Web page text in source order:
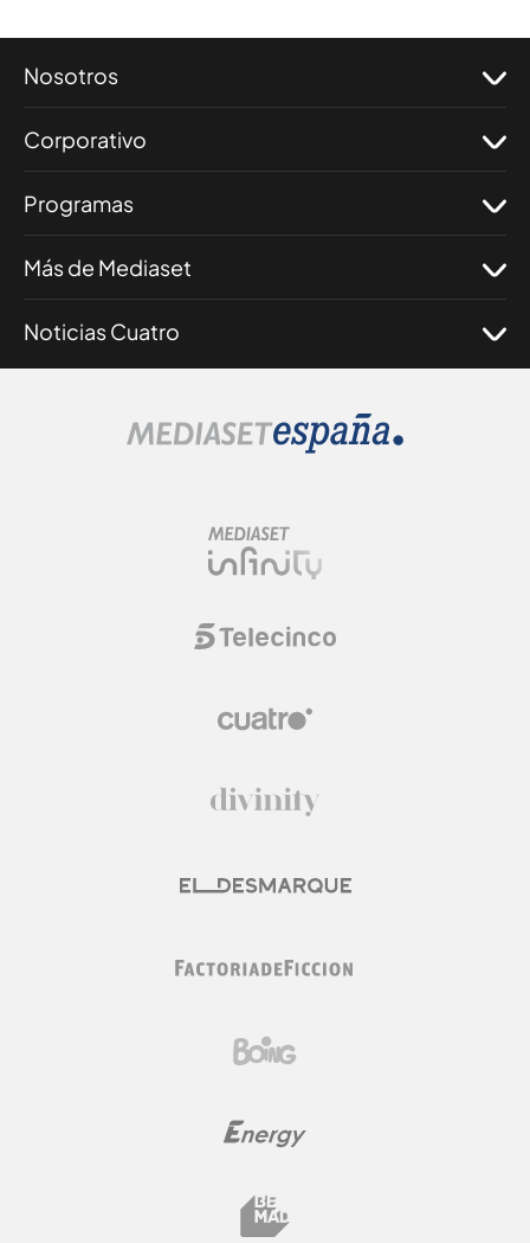
Nosotros
Corporativo
Programas
Más de Mediaset
Noticias Cuatro